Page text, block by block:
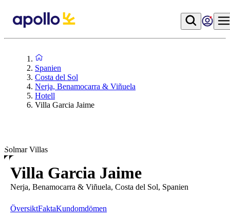
Spanien
Costa del Sol
Nerja, Benamocarra & Viñuela
Hotell
Villa Garcia Jaime
Solmar Villas
Villa Garcia Jaime
Nerja, Benamocarra & Viñuela, Costa del Sol, Spanien
ÖversiktFaktaKundomdömen